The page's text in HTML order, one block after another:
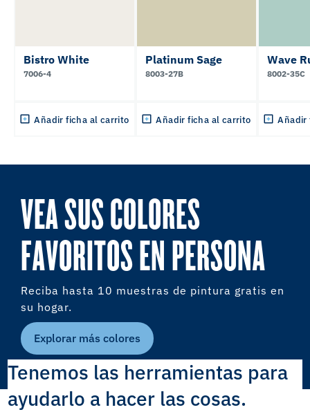
Bistro White
7006-4
Añadir ficha al carrito
Platinum Sage
8003-27B
Añadir ficha al carrito
Wave
8002-35C
Añadir
VEA SUS COLORES
FAVORITOS EN PERSONA
Reciba hasta 10 muestras de pintura gratis en
su hogar.
Explorar más colores
Tenemos las herramientas para
ayudarlo a hacer las cosas.